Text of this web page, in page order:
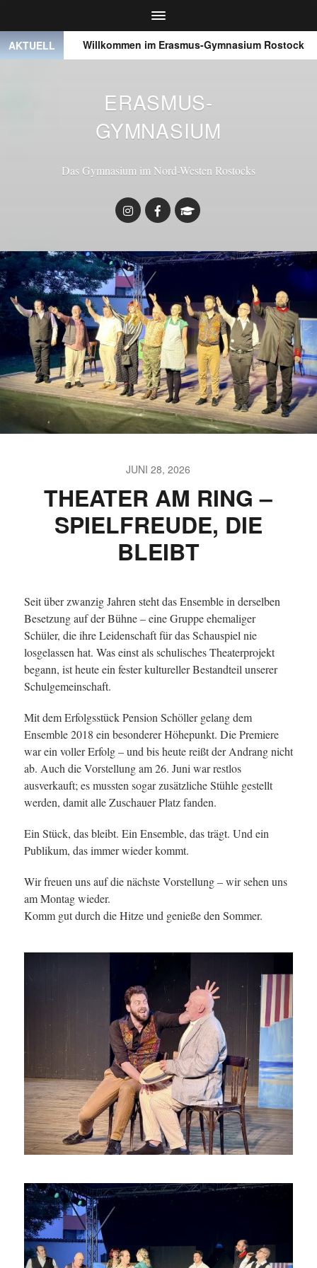
AKTUELL
● Willkommen im Erasmus-Gymnasium Rostock
ERASMUS-
GYMNASIUM
Das Gymnasium im Nord-Westen Rostocks
JUNI 28, 2026
THEATER AM RING –
SPIELFREUDE, DIE
BLEIBT
Seit über zwanzig Jahren steht das Ensemble in derselben
Besetzung auf der Bühne – eine Gruppe ehemaliger
Schüler, die ihre Leidenschaft für das Schauspiel nie
losgelassen hat. Was einst als schulisches Theaterprojekt
begann, ist heute ein fester kultureller Bestandteil unserer
Schulgemeinschaft.
Mit dem Erfolgsstück Pension Schöller gelang dem
Ensemble 2018 ein besonderer Höhepunkt. Die Premiere
war ein voller Erfolg – und bis heute reißt der Andrang nicht
ab. Auch die Vorstellung am 26. Juni war restlos
ausverkauft; es mussten sogar zusätzliche Stühle gestellt
werden, damit alle Zuschauer Platz fanden.
Ein Stück, das bleibt. Ein Ensemble, das trägt. Und ein
Publikum, das immer wieder kommt.
Wir freuen uns auf die nächste Vorstellung – wir sehen uns
am Montag wieder.
Komm gut durch die Hitze und genieße den Sommer.